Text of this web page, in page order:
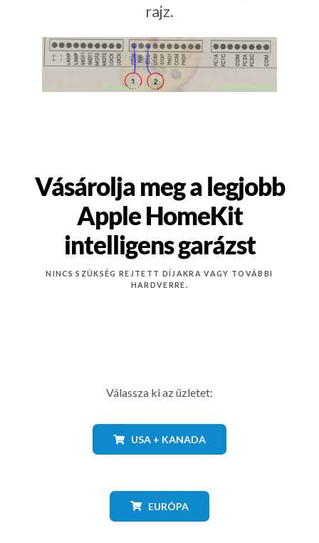
rajz.
Vásárolja meg a legjobb
Apple HomeKit
intelligens garázst
NINCS SZÜKSÉG REJTETT DÍJAKRA VAGY TOVÁBBI
HARDVERRE.
Válassza ki az üzletet:
USA + KANADA
EURÓPA